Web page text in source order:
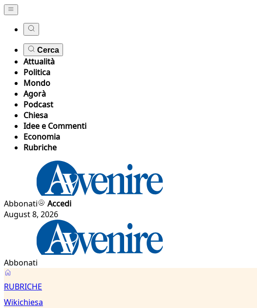
Cerca
Attualità
Politica
Mondo
Agorà
Podcast
Chiesa
Idee e Commenti
Economia
Rubriche
Abbonati
Accedi
August 8, 2026
Abbonati
RUBRICHE
Wikichiesa